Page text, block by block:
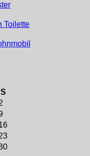
Toilette
S